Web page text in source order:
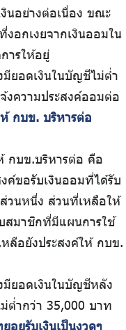
นอย่างต่อเนื่อง ขณะ
งอกเงยจากเงินออมใน
ารให้อยู่
ยอดเงินในบัญชีไม่ต่ำ
ความประสงค์ออมต่อ
กบข. บริหารต่อ
กบข.บริหารต่อ คือ
ค์ขอรับเงินออมที่ได้รับ
วนหนึ่ง ส่วนที่เหลือให้
สมาชิกที่มีแผนการใช้
ลือยังประสงค์ให้ กบข.
ยอดเงินในบัญชีหลัง
ต่ำกว่า 35,000 บาท
อยรับเงินเป็นงวดๆ